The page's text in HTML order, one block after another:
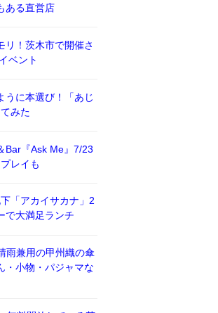
ある直営店
リ！茨木市で開催さ
ベント
うに本選び！「あじ
みた
Bar『Ask Me』7/23
レイも
「アカイサカナ」2
で大満足ランチ
雨兼用の甲州織の傘
・小物・パジャマな